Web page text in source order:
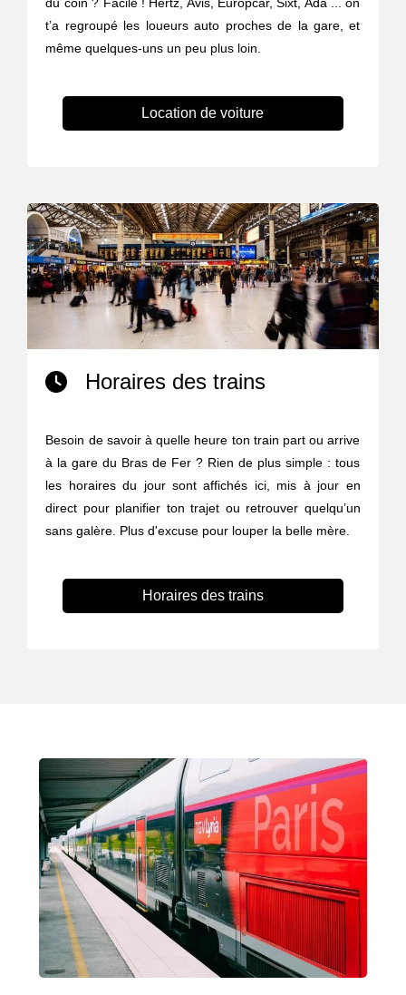
t’a regroupé les loueurs auto proches de la gare, et
même quelques-uns un peu plus loin.
Location de voiture
Horaires des trains
Besoin de savoir à quelle heure ton train part ou arrive
à la gare du Bras de Fer ? Rien de plus simple : tous
les horaires du jour sont affichés ici, mis à jour en
direct pour planifier ton trajet ou retrouver quelqu’un
sans galère. Plus d'excuse pour louper la belle mère.
Horaires des trains